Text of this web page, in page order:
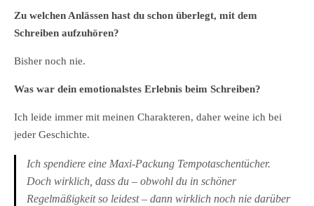
Zu welchen Anlässen hast du schon überlegt, mit dem
Schreiben aufzuhören?
Bisher noch nie.
Was war dein emotionalstes Erlebnis beim Schreiben?
Ich leide immer mit meinen Charakteren, daher weine ich bei
jeder Geschichte.
Ich spendiere eine Maxi-Packung Tempotaschentücher.
Doch wirklich, dass du – obwohl du in schöner
Regelmäßigkeit so leidest – dann wirklich noch nie darüber